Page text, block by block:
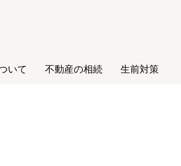
いて 不動産の相続 生前対策